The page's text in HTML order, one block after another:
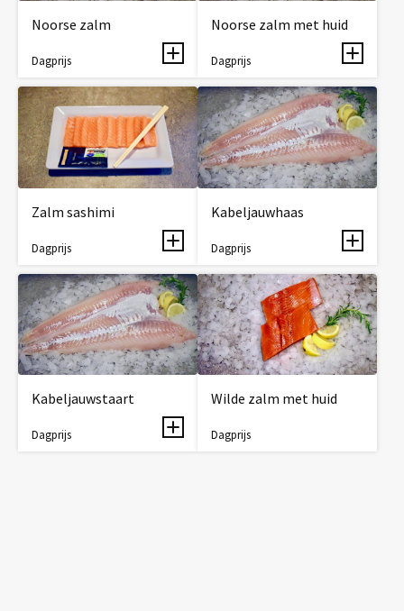
Noorse zalm
Dagprijs
Noorse zalm met huid
Dagprijs
Zalm sashimi
Dagprijs
Kabeljauwhaas
Dagprijs
Kabeljauwstaart
Dagprijs
Wilde zalm met huid
Dagprijs